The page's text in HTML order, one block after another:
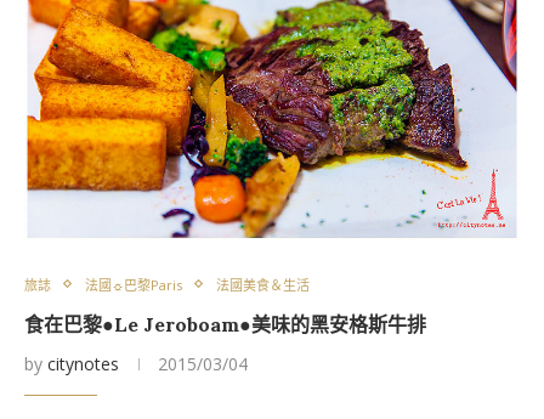
旅誌 法國☼巴黎Paris 法國美食＆生活
食在巴黎●Le Jeroboam●美味的黑安格斯牛排
by citynotes 2015/03/04